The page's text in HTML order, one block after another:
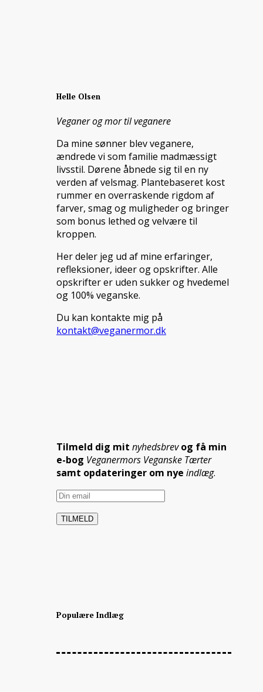
Helle Olsen
Veganer og mor til veganere
Da mine sønner blev veganere,
ændrede vi som familie madmæssigt
livsstil. Dørene åbnede sig til en ny
verden af velsmag. Plantebaseret kost
rummer en overraskende rigdom af
farver, smag og muligheder og bringer
som bonus lethed og velvære til
kroppen.
Her deler jeg ud af mine erfaringer,
refleksioner, ideer og opskrifter. Alle
opskrifter er uden sukker og hvedemel
og 100% veganske.
Du kan kontakte mig på
kontakt@veganermor.dk
Tilmeld dig mit nyhedsbrev og få min
e-bog Veganermors Veganske Tærter
samt opdateringer om nye indlæg.
Populære Indlæg